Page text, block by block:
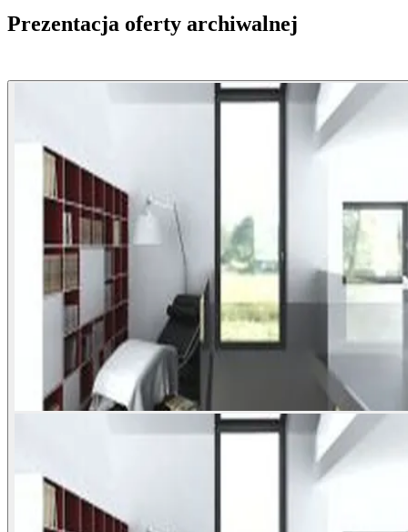
Prezentacja oferty archiwalnej